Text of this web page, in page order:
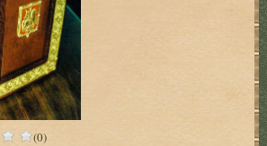
(0)